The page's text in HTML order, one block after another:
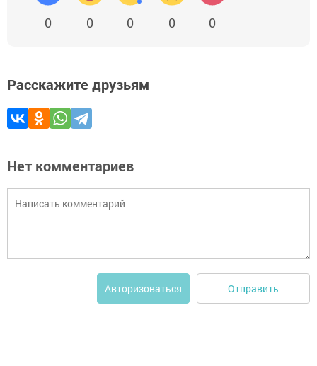
0 0 0 0 0
Расскажите друзьям
Нет комментариев
Авторизоваться Отправить